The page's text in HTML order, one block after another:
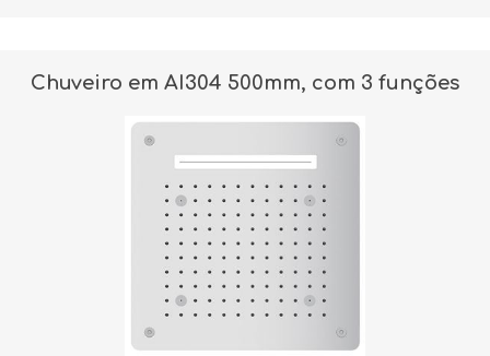
Chuveiro em AI304 500mm, com 3 funções